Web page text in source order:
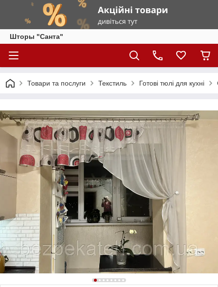
Шторы "Санта"
Товари та послуги Текстиль Готові тюлі для кухні